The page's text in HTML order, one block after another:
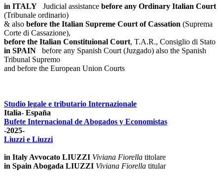
in ITALY Judicial assistance before any Ordinary Italian Court
(Tribunale ordinario)
& also before the Italian Supreme Court of Cassation (Suprema
Corte di Cassazione),
before the Italian Constituional Court, T.A.R., Consiglio di Stato
in SPAIN before any Spanish Court (Juzgado) also the Spanish
Tribunal Supremo
and before the European Union Courts
Studio legale e tributario Internazionale
Italia- España
Bufete Internacional de Abogados y Economistas
-2025-
Liuzzi e Liuzzi
in Italy Avvocato LIUZZI Viviana Fiorella titolare
in Spain Abogada LIUZZI Viviana Fiorella titular